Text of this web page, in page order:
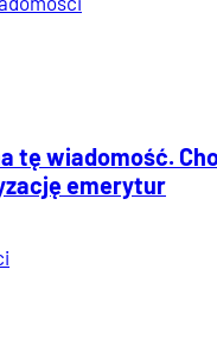
tę wiadomość.
emerytur